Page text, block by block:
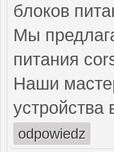
блоков
Мы
питания
Наши
odpowiedz